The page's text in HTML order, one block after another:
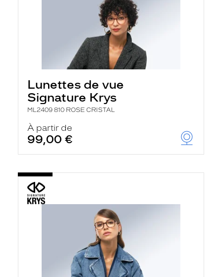
Lunettes de vue
Signature Krys
ML2409 810 ROSE CRISTAL
À partir de
99,00 €